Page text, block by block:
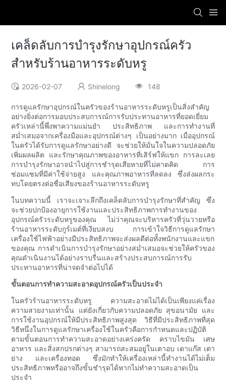
เคล็ดลับการบำรุงรักษาอุปกรณ์ครัว
สำหรับร้านอาหารระดับหรู
2026-02-07 Shinelong 148
การดูแลรักษาอุปกรณ์ในครัวของร้านอาหารระดับหรูเป็นสิ่งสำคัญ
อย่างยิ่งต่อการมอบประสบการณ์การรับประทานอาหารที่ยอดเยี่ยม
ครัวเหล่านี้พึ่งพาความแม่นยำ ประสิทธิภาพ และการทำงานที่
สม่ำเสมอจากเครื่องมือและอุปกรณ์ต่างๆ เป็นอย่างมาก เมื่ออุปกรณ์
ในครัวได้รับการดูแลรักษาอย่างดี จะช่วยให้มั่นใจในความปลอดภัย
เพิ่มผลผลิต และรักษาคุณภาพของอาหารที่เสิร์ฟให้แขก การละเลย
การบำรุงรักษาอาจนำไปสู่การชำรุดเสียหายที่ไม่คาดคิด การ
ซ่อมแซมที่มีค่าใช้จ่ายสูง และคุณภาพอาหารที่ลดลง ซึ่งส่งผลกระ
ทบโดยตรงต่อชื่อเสียงของร้านอาหารระดับหรู
ในบทความนี้ เราจะเจาะลึกถึงเคล็ดลับการบำรุงรักษาที่สำคัญ ซึ่ง
จะช่วยปกป้องอายุการใช้งานและประสิทธิภาพการทำงานของ
อุปกรณ์ครัวระดับหรูของคุณ ไม่ว่าคุณจะบริหารครัวที่วุ่นวายหรือ
ร้านอาหารระดับกูร์เมต์ที่เงียบสงบ การเข้าใจวิธีการดูแลรักษา
เครื่องใช้ไฟฟ้าอย่างมีประสิทธิภาพจะส่งผลดีต่อทั้งพนักงานและแขก
ของคุณ การดำเนินการบำรุงรักษาอย่างสม่ำเสมอจะช่วยให้ครัวของ
คุณดำเนินงานได้อย่างราบรื่นและสร้างประสบการณ์การรับ
ประทานอาหารที่น่าจดจำต่อไปได้
ขั้นตอนการทำความสะอาดอุปกรณ์ครัวเป็นประจำ
ในครัวร้านอาหารระดับหรู ความสะอาดไม่ได้เป็นเพียงแค่เรื่อง
ความสวยงามเท่านั้น แต่ยังเกี่ยวกับความปลอดภัย สุขอนามัย และ
การใช้งานอุปกรณ์ให้มีประสิทธิภาพสูงสุด วิธีที่มีประสิทธิภาพที่สุด
วิธีหนึ่งในการดูแลรักษาเครื่องใช้ในครัวคือการกำหนดและปฏิบัติ
ตามขั้นตอนการทำความสะอาดอย่างเคร่งครัด คราบไขมัน เศษ
อาหาร และสิ่งสกปรกต่างๆ สามารถสะสมอยู่ในเตาอบ เตาแก๊ส เตา
ย่าง และเครื่องทอด ซึ่งมักทำให้เครื่องเหล่านี้ทำงานได้ไม่เต็ม
ประสิทธิภาพหรืออาจถึงขั้นชำรุดได้หากไม่ทำความสะอาดเป็น
ประจำ